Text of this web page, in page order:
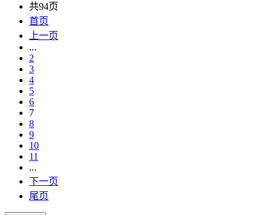
共94页
首页
上一页
...
2
3
4
5
6
7
8
9
10
11
...
下一页
尾页